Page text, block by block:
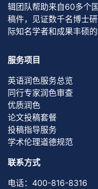
辑团队帮助来自60多个
稿件，见证数千名博士
际知名学者和成果丰硕的
服务项目
英语润色服务总览
同行专家润色审查
优质润色
论文投稿套餐
投稿指导服务
学术伦理道德规范
联系方式
电话： 400-816-8316